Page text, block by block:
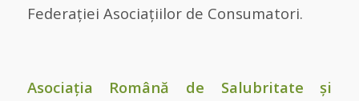
Federației Asociațiilor de Consumatori.
Asociația Română de Salubritate și